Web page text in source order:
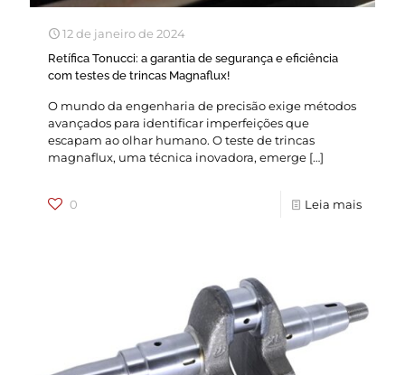
12 de janeiro de 2024
Retífica Tonucci: a garantia de segurança e eficiência
com testes de trincas Magnaflux!
O mundo da engenharia de precisão exige métodos
avançados para identificar imperfeições que
escapam ao olhar humano. O teste de trincas
magnaflux, uma técnica inovadora, emerge […]
0 Leia mais